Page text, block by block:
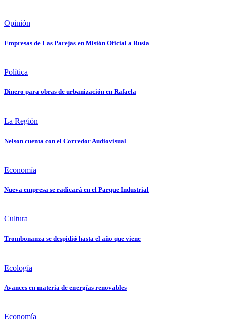
Opinión
Empresas de Las Parejas en Misión Oficial a Rusia
Política
Dinero para obras de urbanización en Rafaela
La Región
Nelson cuenta con el Corredor Audiovisual
Economía
Nueva empresa se radicará en el Parque Industrial
Cultura
Trombonanza se despidió hasta el año que viene
Ecología
Avances en materia de energías renovables
Economía